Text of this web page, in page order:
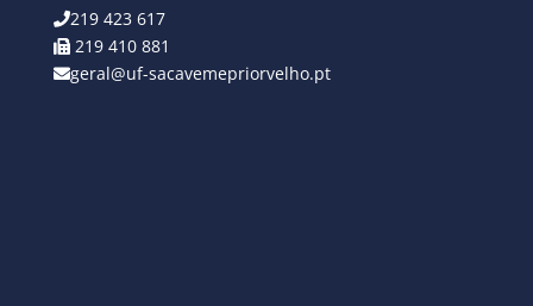
219 423 617
219 410 881
geral@uf-sacavemepriorvelho.pt